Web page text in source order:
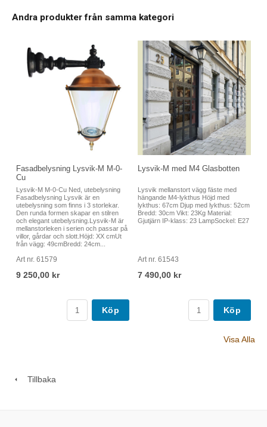
Andra produkter från samma kategori
Fasadbelysning Lysvik-M M-0-
Cu
Lysvik-M M-0-Cu Ned, utebelysning
Fasadbelysning Lysvik är en
utebelysning som finns i 3 storlekar.
Den runda formen skapar en stilren
och elegant utebelysning.Lysvik-M är
mellanstorleken i serien och passar på
villor, gårdar och slott.Höjd: XX cmUt
från vägg: 49cmBredd: 24cm...
Art nr. 61579
9 250,00 kr
Köp
Lysvik-M med M4 Glasbotten
Lysvik mellanstort vägg fäste med
hängande M4-lykthus Höjd med
lykthus: 67cm Djup med lykthus: 52cm
Bredd: 30cm Vikt: 23Kg Material:
Gjutjärn IP-klass: 23 LampSockel: E27
Art nr. 61543
7 490,00 kr
Köp
Visa Alla
Tillbaka